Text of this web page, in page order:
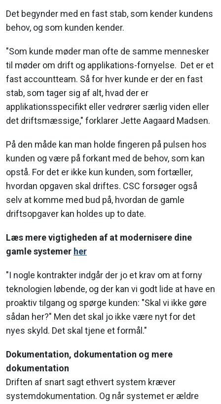
Det begynder med en fast stab, som kender kundens
behov, og som kunden kender.
"Som kunde møder man ofte de samme mennesker
til møder om drift og applikations-fornyelse. Det er et
fast accountteam. Så for hver kunde er der en fast
stab, som tager sig af alt, hvad der er
applikationsspecifikt eller vedrører særlig viden eller
det driftsmæssige," forklarer Jette Aagaard Madsen.
På den måde kan man holde fingeren på pulsen hos
kunden og være på forkant med de behov, som kan
opstå. For det er ikke kun kunden, som fortæller,
hvordan opgaven skal driftes. CSC forsøger også
selv at komme med bud på, hvordan de gamle
driftsopgaver kan holdes up to date.
Læs mere vigtigheden af at modernisere dine
gamle systemer her
"I nogle kontrakter indgår der jo et krav om at forny
teknologien løbende, og der kan vi godt lide at have en
proaktiv tilgang og spørge kunden: "Skal vi ikke gøre
sådan her?" Men det skal jo ikke være nyt for det
nyes skyld. Det skal tjene et formål."
Dokumentation, dokumentation og mere
dokumentation
Driften af snart sagt ethvert system kræver
systemdokumentation. Og når systemet er ældre